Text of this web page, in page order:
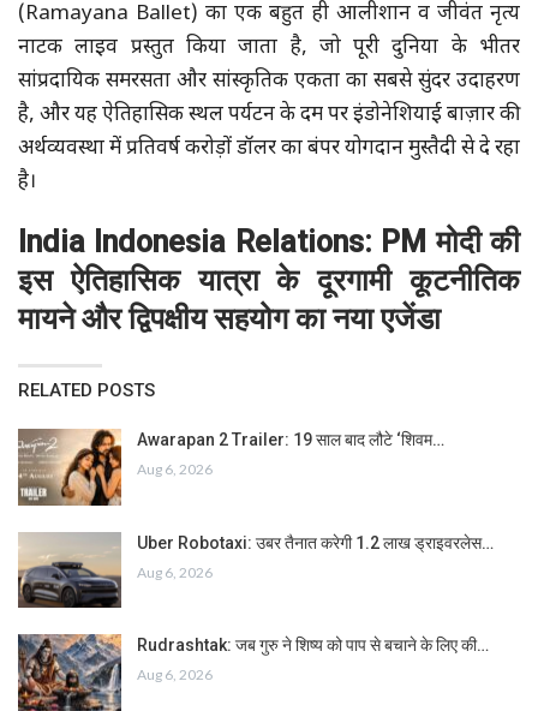
(Ramayana Ballet) का एक बहुत ही आलीशान व जीवंत नृत्य
नाटक लाइव प्रस्तुत किया जाता है, जो पूरी दुनिया के भीतर
सांप्रदायिक समरसता और सांस्कृतिक एकता का सबसे सुंदर उदाहरण
है, और यह ऐतिहासिक स्थल पर्यटन के दम पर इंडोनेशियाई बाज़ार की
अर्थव्यवस्था में प्रतिवर्ष करोड़ों डॉलर का बंपर योगदान मुस्तैदी से दे रहा
है।
India Indonesia Relations: PM मोदी की
इस ऐतिहासिक यात्रा के दूरगामी कूटनीतिक
मायने और द्विपक्षीय सहयोग का नया एजेंडा
RELATED POSTS
Awarapan 2 Trailer: 19 साल बाद लौटे ‘शिवम…
Aug 6, 2026
Uber Robotaxi: उबर तैनात करेगी 1.2 लाख ड्राइवरलेस…
Aug 6, 2026
Rudrashtak: जब गुरु ने शिष्य को पाप से बचाने के लिए की…
Aug 6, 2026